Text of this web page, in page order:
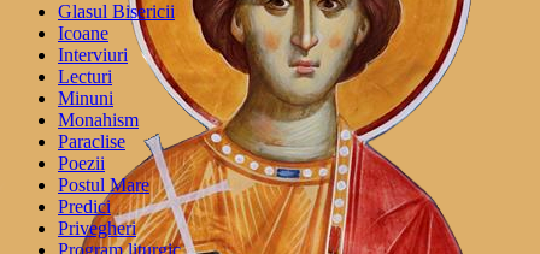
Glasul Bisericii
Icoane
Interviuri
Lecturi
Minuni
Monahism
Paraclise
Poezii
Postul Mare
Predici
Privegheri